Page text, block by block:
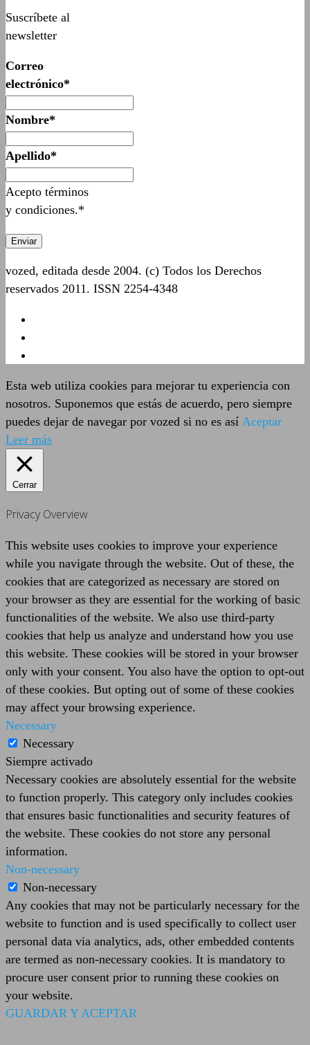
Suscríbete al
newsletter
Correo
electrónico*
Nombre*
Apellido*
Acepto términos
y condiciones.*
vozed, editada desde 2004. (c) Todos los Derechos
reservados 2011. ISSN 2254-4348
Esta web utiliza cookies para mejorar tu experiencia con
nosotros. Suponemos que estás de acuerdo, pero siempre
puedes dejar de navegar por vozed si no es así Aceptar
Leer más
Cerrar
Privacy Overview
This website uses cookies to improve your experience
while you navigate through the website. Out of these, the
cookies that are categorized as necessary are stored on
your browser as they are essential for the working of basic
functionalities of the website. We also use third-party
cookies that help us analyze and understand how you use
this website. These cookies will be stored in your browser
only with your consent. You also have the option to opt-out
of these cookies. But opting out of some of these cookies
may affect your browsing experience.
Necessary
Necessary
Siempre activado
Necessary cookies are absolutely essential for the website
to function properly. This category only includes cookies
that ensures basic functionalities and security features of
the website. These cookies do not store any personal
information.
Non-necessary
Non-necessary
Any cookies that may not be particularly necessary for the
website to function and is used specifically to collect user
personal data via analytics, ads, other embedded contents
are termed as non-necessary cookies. It is mandatory to
procure user consent prior to running these cookies on
your website.
GUARDAR Y ACEPTAR